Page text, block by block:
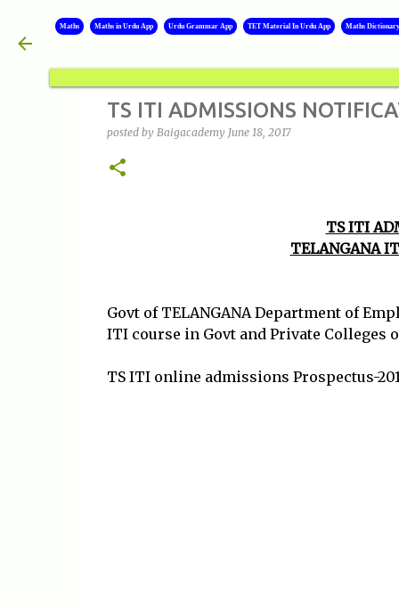
Maths Maths in Urdu App Urdu Grammar App TET Material In Urdu App Maths
TS ITI ADMISSIONS
posted by Baigacademy June 18, 2017
TS ITI
TELANGANA
Govt of TELANGANA Department of
ITI course in Govt and Private Colleges
TS ITI online admissions Prospectus-